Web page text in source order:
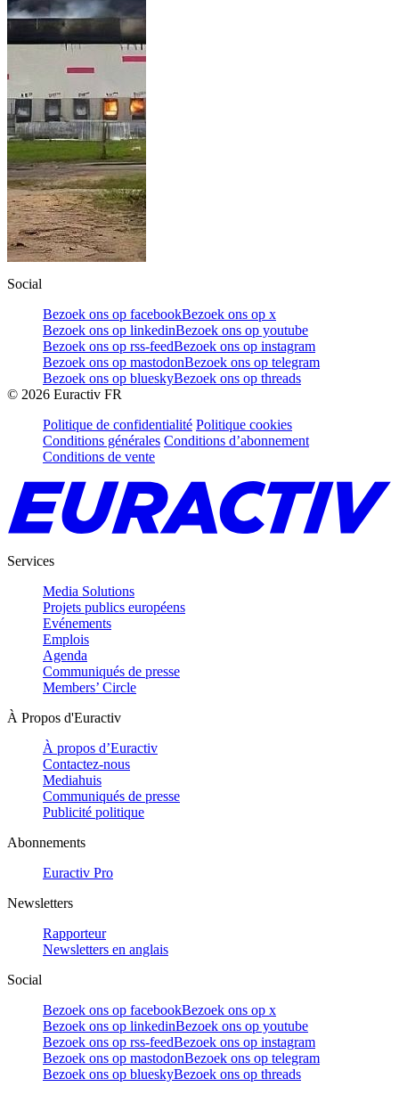
Social
Bezoek ons op facebookBezoek ons op x
Bezoek ons op linkedinBezoek ons op youtube
Bezoek ons op rss-feedBezoek ons op instagram
Bezoek ons op mastodonBezoek ons op telegram
Bezoek ons op blueskyBezoek ons op threads
© 2026 Euractiv FR
Politique de confidentialité Politique cookies
Conditions générales Conditions d’abonnement
Conditions de vente
Services
Media Solutions
Projets publics européens
Evénements
Emplois
Agenda
Communiqués de presse
Members’ Circle
À Propos d'Euractiv
À propos d’Euractiv
Contactez-nous
Mediahuis
Communiqués de presse
Publicité politique
Abonnements
Euractiv Pro
Newsletters
Rapporteur
Newsletters en anglais
Social
Bezoek ons op facebookBezoek ons op x
Bezoek ons op linkedinBezoek ons op youtube
Bezoek ons op rss-feedBezoek ons op instagram
Bezoek ons op mastodonBezoek ons op telegram
Bezoek ons op blueskyBezoek ons op threads